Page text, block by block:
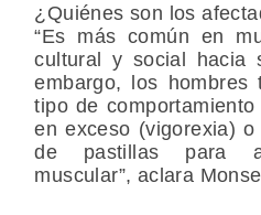
¿Quiénes son los
“Es más común en
cultural y social hacia
embargo, los hombres
tipo de
en exceso (vigorexia)
de pastillas para
muscular”, aclara